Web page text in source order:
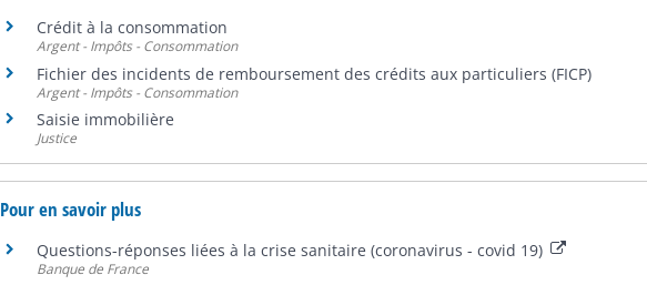
Crédit à la consommation
Argent - Impôts - Consommation
Fichier des incidents de remboursement des crédits aux particuliers (FICP)
Argent - Impôts - Consommation
Saisie immobilière
Justice
Pour en savoir plus
Questions-réponses liées à la crise sanitaire (coronavirus - covid 19)
Banque de France